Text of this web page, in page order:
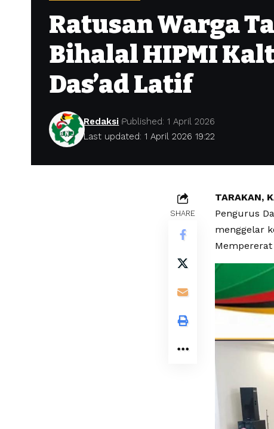
Ratusan Warga
Bihalal HIPMI
Das’ad Latif
Last updated: 1 April 2026 19:22
Redaksi Published: 1 April 2026
SHARE
TARAKAN,
Pengurus
menggelar
Mempererat